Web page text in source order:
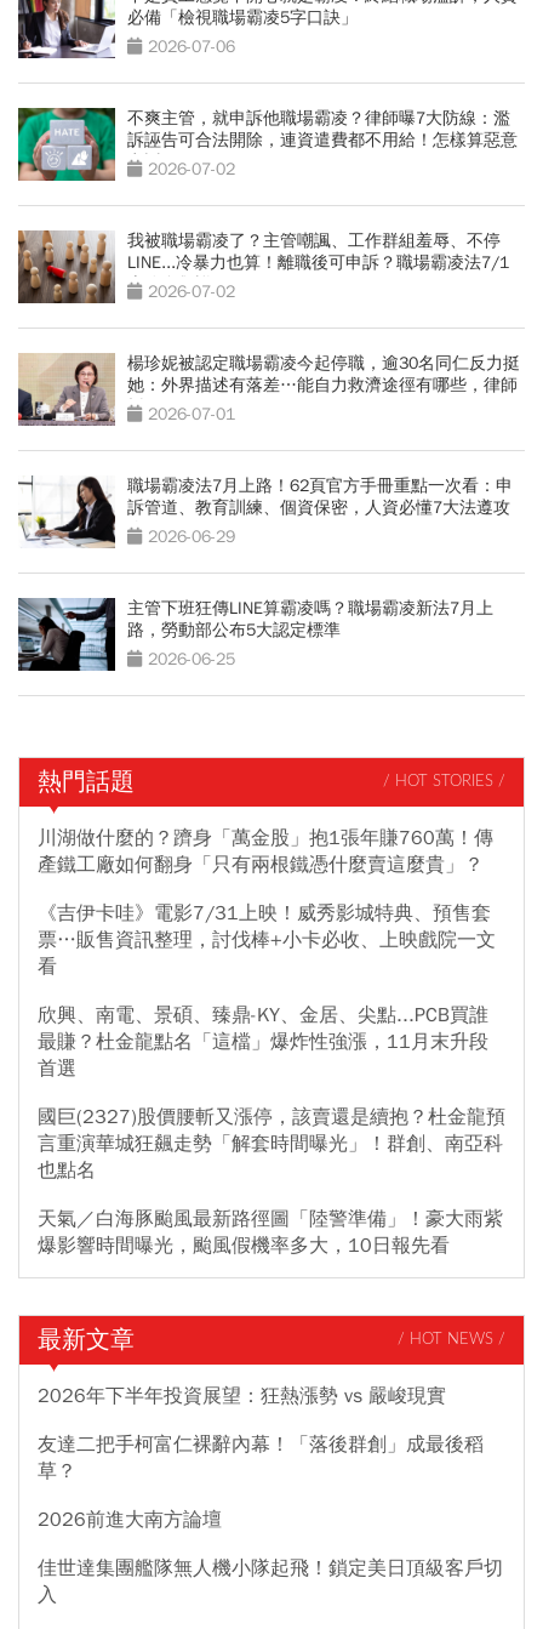
必備「檢視職場霸凌5字口訣」
2026-07-06
不爽主管，就申訴他職場霸凌？律師曝7大防線：濫
訴誣告可合法開除，連資遣費都不用給！怎樣算惡意
申訴？
2026-07-02
我被職場霸凌了？主管嘲諷、工作群組羞辱、不停
LINE...冷暴力也算！離職後可申訴？職場霸凌法7/1
上路自救詳解
2026-07-02
楊珍妮被認定職場霸凌今起停職，逾30名同仁反力挺
她：外界描述有落差…能自力救濟途徑有哪些，律師
拆解2026-07-01
職場霸凌法7月上路！62頁官方手冊重點一次看：申
訴管道、教育訓練、個資保密，人資必懂7大法遵攻
略 2026-06-29
主管下班狂傳LINE算霸凌嗎？職場霸凌新法7月上
路，勞動部公布5大認定標準
2026-06-25
熱門話題 / HOT STORIES /
川湖做什麼的？躋身「萬金股」抱1張年賺760萬！傳
產鐵工廠如何翻身「只有兩根鐵憑什麼賣這麼貴」？
《吉伊卡哇》電影7/31上映！威秀影城特典、預售套
票…販售資訊整理，討伐棒+小卡必收、上映戲院一文
看
欣興、南電、景碩、臻鼎-KY、金居、尖點...PCB買誰
最賺？杜金龍點名「這檔」爆炸性強漲，11月末升段
首選
國巨(2327)股價腰斬又漲停，該賣還是續抱？杜金龍預
言重演華城狂飆走勢「解套時間曝光」！群創、南亞科
也點名
天氣／白海豚颱風最新路徑圖「陸警準備」！豪大雨紫
爆影響時間曝光，颱風假機率多大，10日報先看
最新文章 / HOT NEWS /
2026年下半年投資展望：狂熱漲勢 vs 嚴峻現實
友達二把手柯富仁裸辭內幕！「落後群創」成最後稻
草？
2026前進大南方論壇
佳世達集團艦隊無人機小隊起飛！鎖定美日頂級客戶切
入